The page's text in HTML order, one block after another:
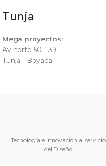
Tunja
Mega proyectos:
Av norte 50 - 39
Tunja - Boyaca
Tecnología e innovación al servicio
del Diseño